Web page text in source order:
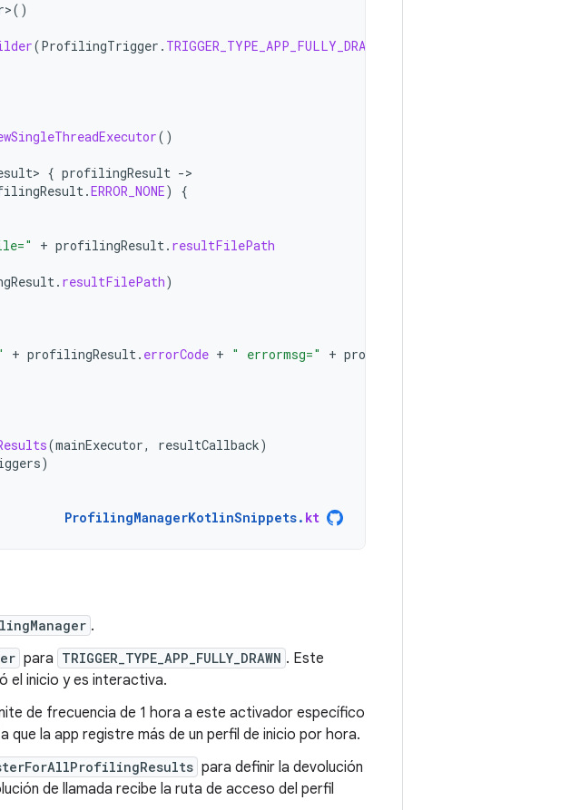
()
(ProfilingTrigger . TRIGGER_TYPE_APP_FULLY_DRAWN
()
{ profilingResult -
.ERROR_NONE)
{
+ profilingResult. resultFilePath
. resultFilePath)
+ profilingResult. errorCode + " errormsg=" + profilingResult
(mainExecutor, resultCallback)
)
ProfilingManagerKotlinSnippets. kt
.
para TRIGGER_TYPE_APP_FULLY_DRAWN . Este
el inicio y es interactiva.
de frecuencia de 1 hora a este activador específico
que la app registre más de un perfil de inicio por hora.
para definir la devolución
de llamada recibe la ruta de acceso del perfil